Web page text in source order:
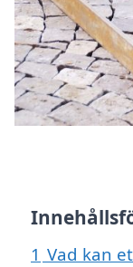
1 Vad kan